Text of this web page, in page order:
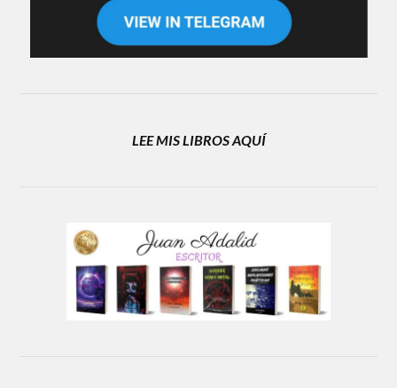
LEE MIS LIBROS AQUÍ